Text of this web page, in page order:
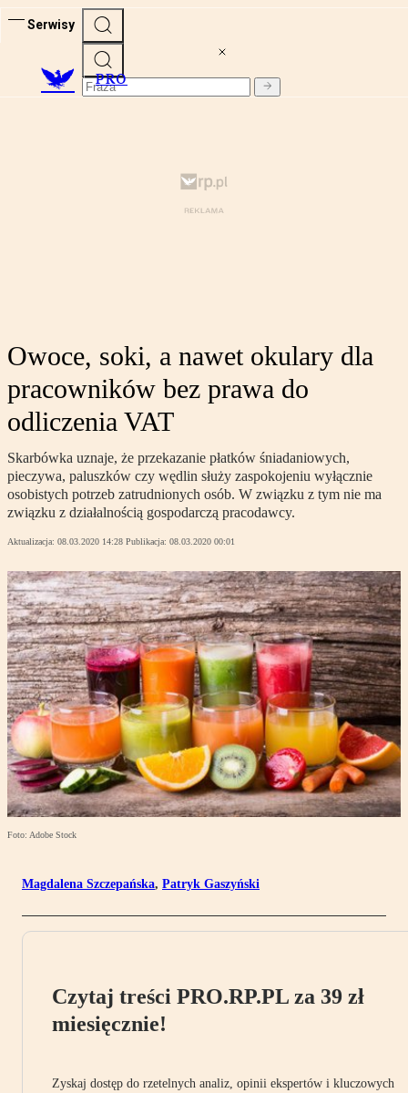
Serwisy
PRO
Owoce, soki, a nawet okulary dla
pracowników bez prawa do
odliczenia VAT
Skarbówka uznaje, że przekazanie płatków śniadaniowych,
pieczywa, paluszków czy wędlin służy zaspokojeniu wyłącznie
osobistych potrzeb zatrudnionych osób. W związku z tym nie ma
związku z działalnością gospodarczą pracodawcy.
Aktualizacja: 08.03.2020 14:28 Publikacja: 08.03.2020 00:01
Foto: Adobe Stock
Magdalena Szczepańska, Patryk Gaszyński
Czytaj treści PRO.RP.PL za 39 zł
miesięcznie!
Zyskaj dostęp do rzetelnych analiz, opinii ekspertów i kluczowych